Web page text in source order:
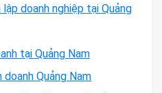
doanh nghiệp tại Quảng
tại Quảng Nam
Quảng Nam